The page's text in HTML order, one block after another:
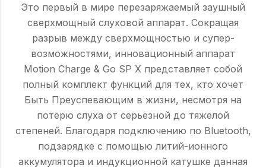
Это первый в мире перезаряжаемый заушный
сверхмощный слуховой аппарат. Сокращая
разрыв между сверхмощностью и супер-
возможностями, инновационный аппарат
Motion Charge & Go SP X представляет собой
полный комплект функций для тех, кто хочет
Быть Преуспевающим в жизни, несмотря на
потерю слуха от серьезной до тяжелой
степеней. Благодаря подключению по Bluetooth,
подзарядке с помощью литий-ионного
аккумулятора и индукционной катушке данная